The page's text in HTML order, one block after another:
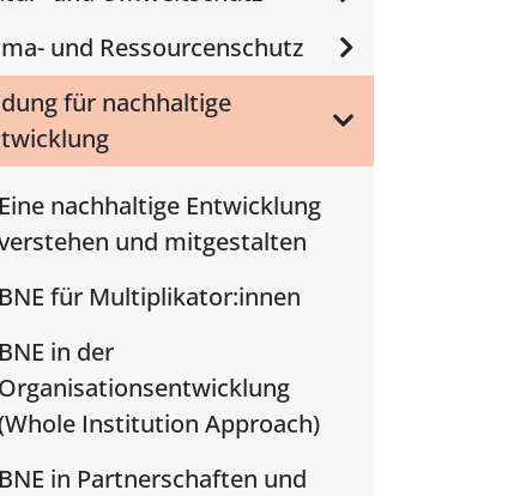
und Ressourcenschutz
für nachhaltige
Eine nachhaltige Entwicklung
und mitgestalten
BNE für Multiplikator:innen
BNE in der
Organisationsentwicklung
Institution Approach)
BNE in Partnerschaften und